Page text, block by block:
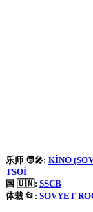
乐师 🧑‍🎤: KINO
TSOI
国 🇺🇳: SSCB
体裁 📂: SOVYET